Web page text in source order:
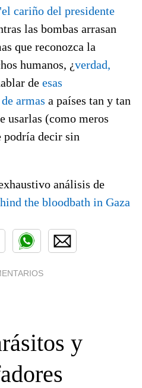
cariño del presidente
las bombas arrasan
que reconozca la
humanos, ¿verdad,
de esas
armas a países tan y tan
usarlas (como meros
podría decir sin
análisis de
the bloodbath in Gaza
y